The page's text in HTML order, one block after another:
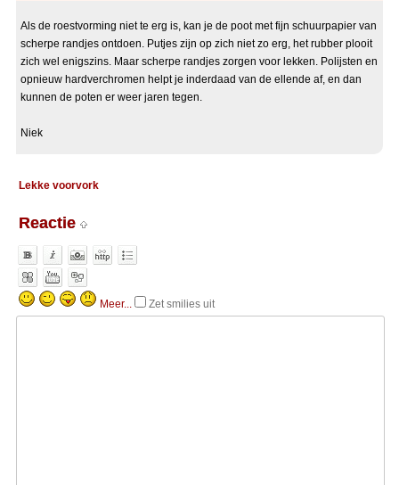
Als de roestvorming niet te erg is, kan je de poot met fijn schuurpapier van
scherpe randjes ontdoen. Putjes zijn op zich niet zo erg, het rubber plooit
zich wel enigszins. Maar scherpe randjes zorgen voor lekken. Polijsten en
opnieuw hardverchromen helpt je inderdaad van de ellende af, en dan
kunnen de poten er weer jaren tegen.
Niek
Lekke voorvork
Reactie
Meer... Zet smilies uit